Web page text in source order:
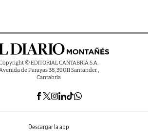
© EDITORIAL CANTABRIA S.A.
Avenida de Parayas 38, 39011 Santander ,
Cantabria
Descargar la app